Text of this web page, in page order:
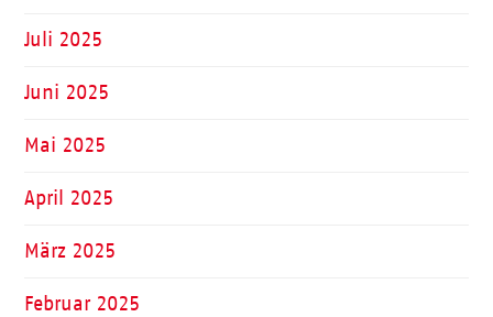
Juli 2025
Juni 2025
Mai 2025
April 2025
März 2025
Februar 2025